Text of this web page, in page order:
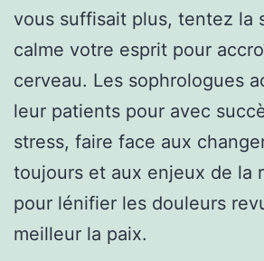
vous suffisait plus, tentez la
calme votre esprit pour
cerveau. Les sophrologues
leur patients pour avec
stress, faire face aux
toujours et aux enjeux de la
pour lénifier les douleurs
meilleur la paix.